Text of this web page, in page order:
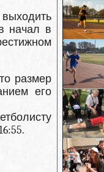
выходить
начал в
размер
его